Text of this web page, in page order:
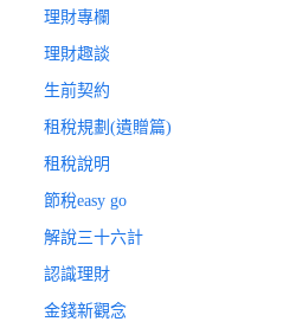
理財專欄
理財趣談
生前契約
租稅規劃(遺贈篇)
租稅說明
節稅easy go
解說三十六計
認識理財
金錢新觀念